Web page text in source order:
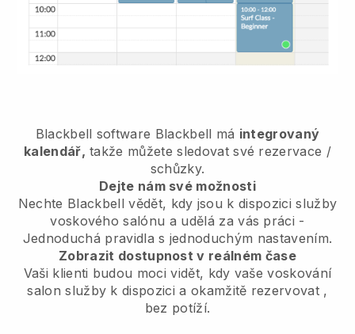
Blackbell software Blackbell má integrovaný
kalendář, takže můžete sledovat své rezervace /
schůzky.
Dejte nám své možnosti
Nechte Blackbell vědět, kdy jsou k dispozici služby
voskového salónu a udělá za vás práci -
Jednoduchá pravidla s jednoduchým nastavením.
Zobrazit dostupnost v reálném čase
Vaši klienti budou moci vidět, kdy vaše voskování
salon služby k dispozici a okamžitě rezervovat ,
bez potíží.